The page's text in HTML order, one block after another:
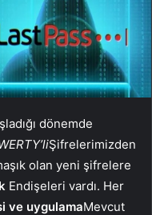
dönemde
Şifrelerimizden
olan yeni şifrelere
Endişeleri vardı. Her
ve uygulamaMevcut